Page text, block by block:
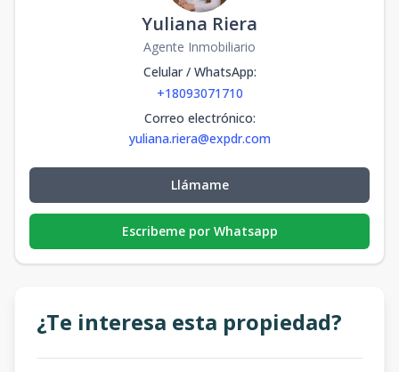
Yuliana Riera
Agente Inmobiliario
Celular / WhatsApp:
+18093071710
Correo electrónico:
yuliana.riera@expdr.com
Llámame
Escribeme por Whatsapp
¿Te interesa esta propiedad?